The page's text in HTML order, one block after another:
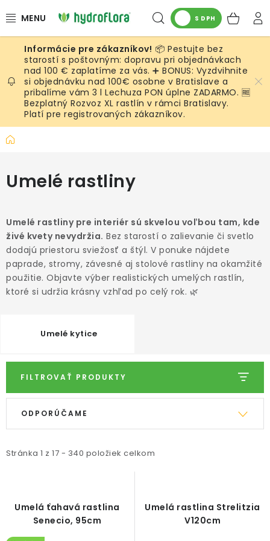
na
Hľadať
S DPH
RASTLINY
UMELÉ RASTLINY
KVETINÁČE
SUBSTRÁTY A PRÍSLUŠENSTVO
SERVIS INTERIÉROVEJ ZELENE
ŽIVÉ STENY
ODBORNÉ ČLÁNKY
INTERIÉROVÉ DEKORÁCIE
BLOG
NA OBJEDNÁVKU
AKCIA
NOVINKY
SUBSTRÁTY A HNOJIVÁ
📦 Pestujte bez
starostí s poštovným: dopravu pri objednávkach
nad 100 € zaplatíme za vás. ➕ BONUS: Vyzdvihnite
si objednávku nad 100€ osobne v Bratislave a
pribalíme vám 3 l Lechuza PON úplne ZADARMO. 🆓
Bezplatný Rozvoz XL rastlín v rámci Bratislavy.
Platí pre registrovaných zákazníkov.
Domov
Umelé rastliny
Umelé rastliny pre interiér sú skvelou voľbou tam, kde
živé kvety nevydržia. Bez starostí o zalievanie či svetlo
dodajú priestoru sviežosť a štýl. V ponuke nájdete
paprade, stromy, závesné aj stolové rastliny na okamžité
použitie. Objavte výber realistických umelých rastlín,
ktoré si udržia krásny vzhľad po celý rok. 🌿
Umelé kytice
FILTROVAŤ PRODUKTY
V
i
Stránka 1 z 17 - 340 položiek celkom
R
e
ODPORÚČAME
Umelá ťahavá rastlina
Senecio, 95cm
Umelá rastlina Strelitzia
V120cm